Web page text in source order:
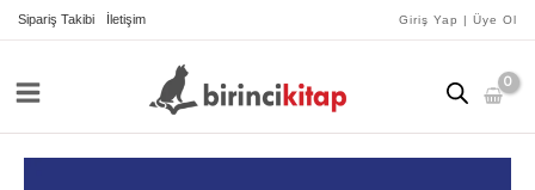
İçeriğe
Sipariş Takibi İletişim Giriş Yap | Üye Ol